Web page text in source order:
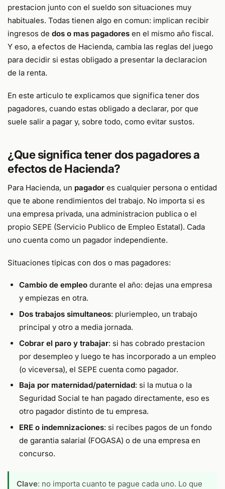
prestacion junto con el sueldo son situaciones muy
habituales. Todas tienen algo en comun: implican recibir
ingresos de dos o mas pagadores en el mismo año fiscal.
Y eso, a efectos de Hacienda, cambia las reglas del juego
para decidir si estas obligado a presentar la declaracion
de la renta.
En este articulo te explicamos que significa tener dos
pagadores, cuando estas obligado a declarar, por que
suele salir a pagar y, sobre todo, como evitar sustos.
¿Que significa tener dos pagadores a
efectos de Hacienda?
Para Hacienda, un pagador es cualquier persona o entidad
que te abone rendimientos del trabajo. No importa si es
una empresa privada, una administracion publica o el
propio SEPE (Servicio Publico de Empleo Estatal). Cada
uno cuenta como un pagador independiente.
Situaciones tipicas con dos o mas pagadores:
Cambio de empleodurante el año: dejas una empresa
y empiezas en otra.
Dos trabajos simultaneos: pluriempleo, un trabajo
principal y otro a media jornada.
Cobrar el paro y trabajar: si has cobrado prestacion
por desempleo y luego te has incorporado a un empleo
(o viceversa), el SEPE cuenta como pagador.
Baja por maternidad/paternidad: si la mutua o la
Seguridad Social te han pagado directamente, eso es
otro pagador distinto de tu empresa.
ERE o indemnizaciones: si recibes pagos de un fondo
de garantia salarial (FOGASA) o de una empresa en
concurso.
Clave: no importa cuanto te pague cada uno. Lo que